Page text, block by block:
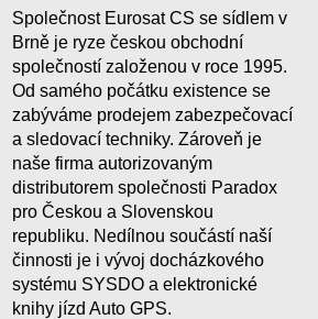
Společnost Eurosat CS se sídlem v
Brně je ryze českou obchodní
společností založenou v roce 1995.
Od samého počátku existence se
zabýváme prodejem zabezpečovací
a sledovací techniky. Zároveň je
naše firma autorizovaným
distributorem společnosti Paradox
pro Českou a Slovenskou
republiku. Nedílnou součástí naší
činnosti je i vývoj docházkového
systému SYSDO a elektronické
knihy jízd Auto GPS.